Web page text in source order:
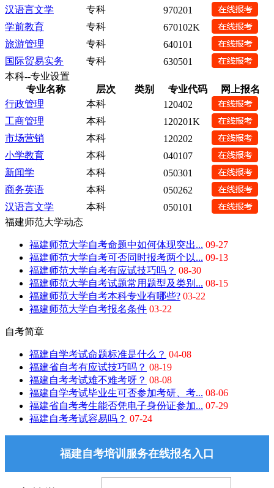
汉语言文学
专科
970201
学前教育
专科
670102K
旅游管理
专科
640101
国际贸易实务
专科
630501
本科--专业设置
专业名称
层次 类别 专业代码
网上报名
行政管理
本科
120402
工商管理
本科
120201K
市场营销
本科
120202
小学教育
本科
040107
新闻学
本科
050301
商务英语
本科
050262
汉语言文学
本科
050101
福建师范大学动态
福建师范大学自考命题中如何体现突出... 09-27
福建师范大学自考可否同时报考两个以... 09-13
福建师范大学自考有应试技巧吗？ 08-30
福建师范大学自考试题常用题型及类别... 08-15
福建师范大学自考本科专业有哪些? 03-22
福建师范大学自考报名条件 03-22
自考简章
福建自学考试命题标准是什么？ 04-08
福建省自考有应试技巧吗？ 08-19
福建自考考试难不难考呀？ 08-08
福建自学考试毕业生可否参加考研、考... 08-06
福建省自考考生能否凭电子身份证参加... 07-29
福建自考考试容易吗？ 07-24
福建自考培训服务在线报名入口